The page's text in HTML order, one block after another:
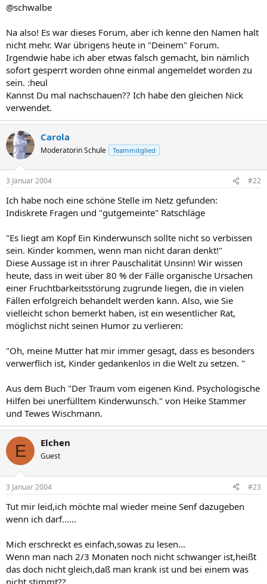
@schwalbe
Na also! Es war dieses Forum, aber ich kenne den Namen halt
nicht mehr. War übrigens heute in "Deinem" Forum.
Irgendwie habe ich aber etwas falsch gemacht, bin nämlich
sofort gesperrt worden ohne einmal angemeldet worden zu
sein. :heul
Kannst Du mal nachschauen?? Ich habe den gleichen Nick
verwendet.
Carola
Moderatorin Schule Teammitglied
3 Januar 2004 #22
Ich habe noch eine schöne Stelle im Netz gefunden:
Indiskrete Fragen und "gutgemeinte" Ratschläge
"Es liegt am Kopf Ein Kinderwunsch sollte nicht so verbissen
sein. Kinder kommen, wenn man nicht daran denkt!"
Diese Aussage ist in ihrer Pauschalität Unsinn! Wir wissen
heute, dass in weit über 80 % der Fälle organische Ursachen
einer Fruchtbarkeitsstörung zugrunde liegen, die in vielen
Fällen erfolgreich behandelt werden kann. Also, wie Sie
vielleicht schon bemerkt haben, ist ein wesentlicher Rat,
möglichst nicht seinen Humor zu verlieren:
"Oh, meine Mutter hat mir immer gesagt, dass es besonders
verwerflich ist, Kinder gedankenlos in die Welt zu setzen. "
Aus dem Buch "Der Traum vom eigenen Kind. Psychologische
Hilfen bei unerfülltem Kinderwunsch." von Heike Stammer
und Tewes Wischmann.
E Elchen
Guest
3 Januar 2004 #23
Tut mir leid,ich möchte mal wieder meine Senf dazugeben
wenn ich darf......
Mich erschreckt es einfach,sowas zu lesen...
Wenn man nach 2/3 Monaten noch nicht schwanger ist,heißt
das doch nicht gleich,daß man krank ist und bei einem was
nicht stimmt??